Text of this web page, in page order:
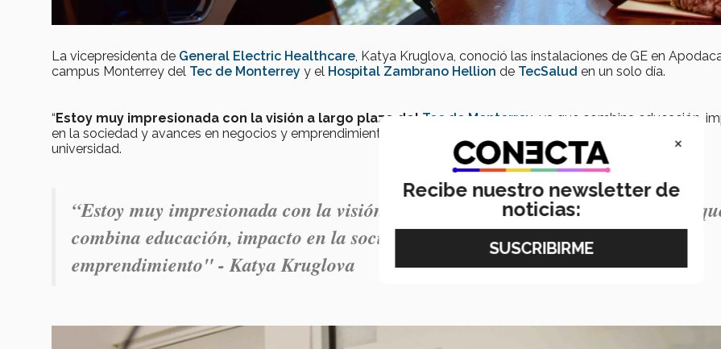
La vicepresidenta de General Electric Healthcare, Katya Kruglova, conoció las instalaciones de GE en
campus Monterrey del Tec de Monterrey y el Hospital Zambrano Hellion de TecSalud en un solo día.
“ Estoy muy impresionada con la visión a largo plazo del Tec de Monterrey , ya que combina educación,
en la sociedad y avances en negocios y emprendimiento" mencionó Katya Kruglova tras la presentación de la
universidad.
“Estoy muy impresionada con la visión a largo plazo del Tec de Monterrey, ya
combina educación, impacto en la sociedad y avances en negocios y
emprendimiento" - Katya Kruglova
×
Recibe nuestro newsletter de
noticias: